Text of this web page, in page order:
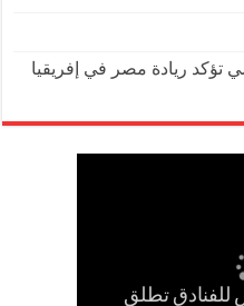
تؤكد ريادة مصر في إفريقيا
للفنادق تطلق